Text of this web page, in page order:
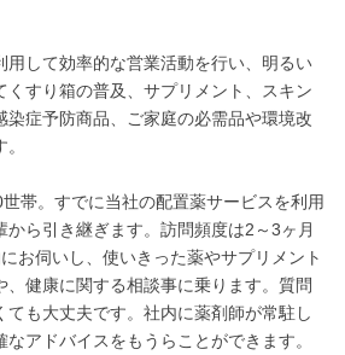
用して効率的な営業活動を行い、明るい
くすり箱の普及、サプリメント、スキン
染症予防商品、ご家庭の必需品や環境改
帯。すでに当社の配置薬サービスを利用
から引き継ぎます。訪問頻度は2～3ヶ月
お伺いし、使いきった薬やサプリメント
、健康に関する相談事に乗ります。質問
ても大丈夫です。社内に薬剤師が常駐し
アドバイスをもうらことができます。